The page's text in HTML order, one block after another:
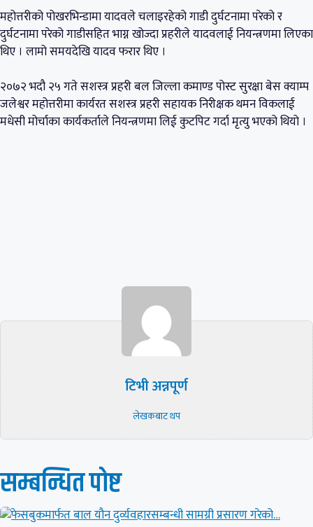
महोत्तरीको पोखरभिन्डामा यादवले चलाइरहेको गाडी दुर्घटनामा परेको र
दुर्घटनामा परेको गाडीसहित भाग्न खोज्दा प्रहरीले यादवलाई नियन्त्रणमा लिएका
थिए । लामो समयदेखि यादव फरार थिए ।
२०७२ भदौ २५ गते सशस्त्र प्रहरी बल जिल्ला कमाण्ड पोस्ट सुरक्षा बेस क्याम्प
जलेश्वर महोत्तरीमा कार्यरत सशस्त्र प्रहरी सहायक निरीक्षक थमन विकलाई
मधेसी मोर्चाका कार्यकर्ताले नियन्त्रणमा लिई कुटपिट गर्दा मृत्यु भएको थियो ।
टिभी अन्नपूर्ण
लेखकबाट थप
सम्बन्धित पाेष्ट